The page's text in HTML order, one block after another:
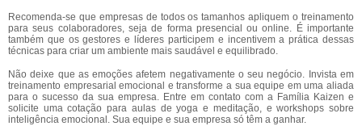
Recomenda-se que empresas de todos os tamanhos apliquem o treinamento
para seus colaboradores, seja de forma presencial ou online. É importante
também que os gestores e líderes participem e incentivem a prática dessas
técnicas para criar um ambiente mais saudável e equilibrado.
Não deixe que as emoções afetem negativamente o seu negócio. Invista em
treinamento empresarial emocional e transforme a sua equipe em uma aliada
para o sucesso da sua empresa. Entre em contato com a Família Kaizen e
solicite uma cotação para aulas de yoga e meditação, e workshops sobre
inteligência emocional. Sua equipe e sua empresa só têm a ganhar.